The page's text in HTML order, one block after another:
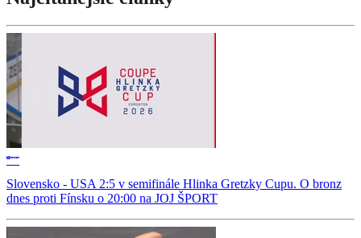
Slovensko - USA 2:5 v semifinále Hlinka Gretzky Cupu. O bronz
dnes proti Fínsku o 20:00 na JOJ ŠPORT